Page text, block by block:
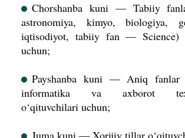
Chorshanba kuni — Tabiiy
astronomiya, kimyo, biologiya,
iqtisodiyot, tabiiy fan — Science)
uchun;
Payshanba kuni — Aniq fanlar
informatika va axborot
o‘qituvchilari uchun;
Juma kuni — Xorijiy tillar